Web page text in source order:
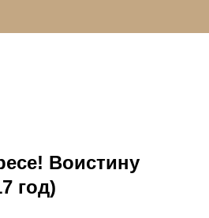
Воистину
год)